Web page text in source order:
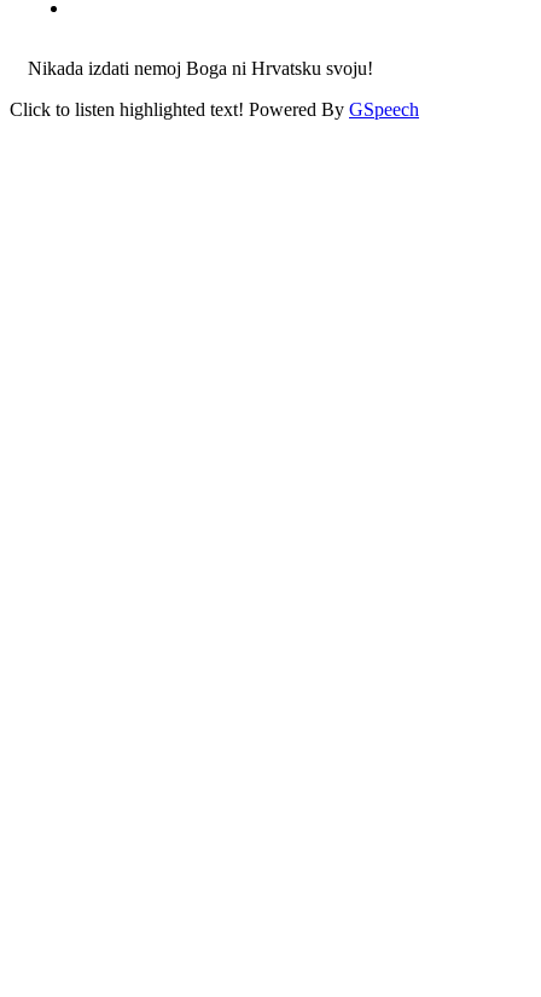
Nikada izdati nemoj Boga ni Hrvatsku svoju!
Click to listen highlighted text! Powered By GSpeech